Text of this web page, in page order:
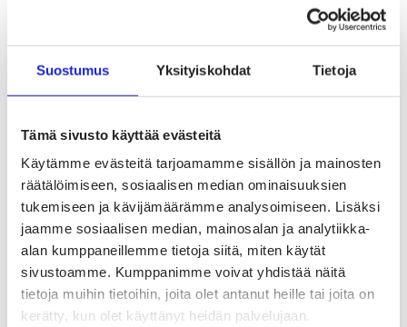
Suostumus Yksityiskohdat Tietoja
Tämä sivusto käyttää evästeitä
Käytämme evästeitä tarjoamamme sisällön ja mainosten
räätälöimiseen, sosiaalisen median ominaisuuksien
tukemiseen ja kävijämäärämme analysoimiseen. Lisäksi
jaamme sosiaalisen median, mainosalan ja analytiikka-
alan kumppaneillemme tietoja siitä, miten käytät
sivustoamme. Kumppanimme voivat yhdistää näitä
tietoja muihin tietoihin, joita olet antanut heille tai joita on
kerätty, kun olet käyttänyt heidän palvelujaan.
Hankintaketjun vastuullisuus
Hiilineutraali tekstiiliala 2035 -sitoumus
Mukana sitoumuksessa
Mikä sitoumus?
Liity mukaan
TKI-toiminta
Julkaisut, selvitykset ja raportit
Hankkeet
Vaikuttaminen
Mahdollisuuksien ala – lue vaikuttamis­viestimme
EU-vaalit 2024: Reilut pelisäännöt turvaavat
elinvoimaisen tekstiili- ja muotialan Suomessa ja
Euroopassa